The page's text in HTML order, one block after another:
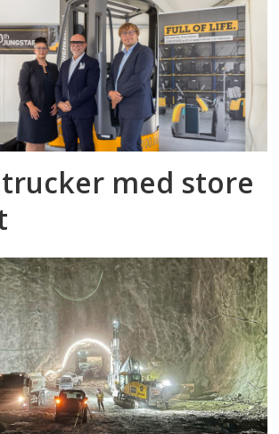
trucker med store